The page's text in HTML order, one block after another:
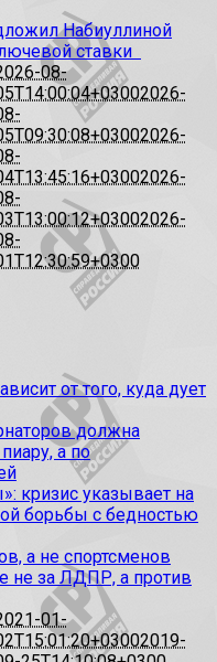
Набиуллиной
ставки
08-
2026-
2026-
2026-
2026-
от того, куда дует
должна
а по
кризис указывает на
борьбы с бедностью
а не спортсменов
не за ЛДПР, а против
01-
2019-